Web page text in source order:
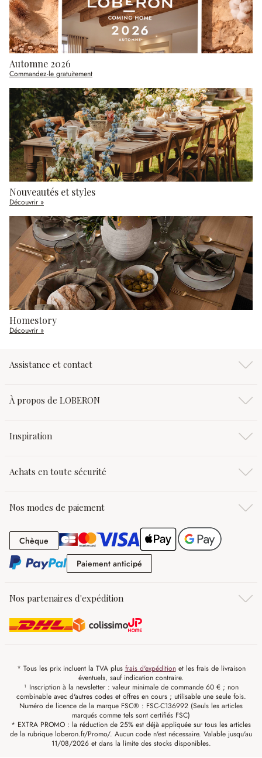
Automne 2026
Commandez-le gratuitement
Nouveautés et styles
Découvrir »
Homestory
Découvrir »
Assistance et contact
À propos de LOBERON
Inspiration
Achats en toute sécurité
Nos modes de paiement
Chèque Chèque
Paiement anticipé
Nos partenaires d'expédition
* Tous les prix incluent la TVA plus frais d'expéditionet les frais de livraison
éventuels, sauf indication contraire.
¹ Inscription à la newsletter : valeur minimale de commande 60 € ; non
combinable avec d'autres codes et offres en cours ; utilisable une seule fois.
Numéro de licence de la marque FSC® : FSC-C136992 (Seuls les articles
marqués comme tels sont certifiés FSC)
* EXTRA PROMO : la réduction de 25% est déjà appliquée sur tous les articles
de la rubrique loberon.fr/Promo/. Aucun code n'est nécessaire. Valable jusqu'au
11/08/2026 et dans la limite des stocks disponibles.